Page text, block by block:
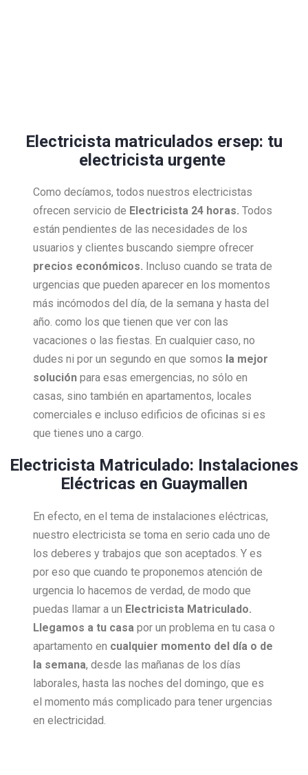
Electricista matriculados ersep: tu
electricista urgente
Como decíamos, todos nuestros electricistas
ofrecen servicio de Electricista 24 horas. Todos
están pendientes de las necesidades de los
usuarios y clientes buscando siempre ofrecer
precios económicos. Incluso cuando se trata de
urgencias que pueden aparecer en los momentos
más incómodos del día, de la semana y hasta del
año. como los que tienen que ver con las
vacaciones o las fiestas. En cualquier caso, no
dudes ni por un segundo en que somos la mejor
solución para esas emergencias, no sólo en
casas, sino también en apartamentos, locales
comerciales e incluso edificios de oficinas si es
que tienes uno a cargo.
Electricista Matriculado: Instalaciones
Eléctricas en Guaymallen
En efecto, en el tema de instalaciones eléctricas,
nuestro electricista se toma en serio cada uno de
los deberes y trabajos que son aceptados. Y es
por eso que cuando te proponemos atención de
urgencia lo hacemos de verdad, de modo que
puedas llamar a un Electricista Matriculado.
Llegamos a tu casa por un problema en tu casa o
apartamento en cualquier momento del día o de
la semana, desde las mañanas de los días
laborales, hasta las noches del domingo, que es
el momento más complicado para tener urgencias
en electricidad.